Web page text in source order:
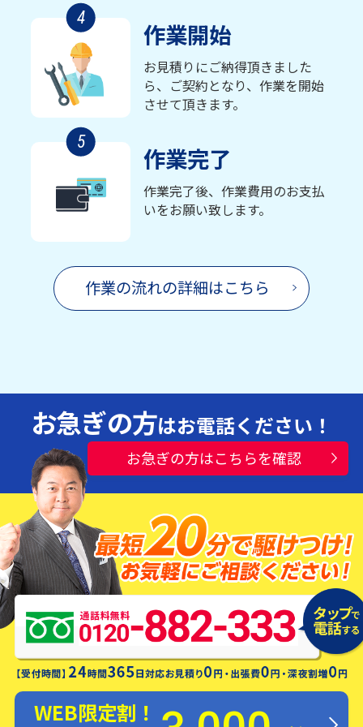
4
作業開始
お見積りにご納得頂きました
ら、ご契約となり、作業を開始
させて頂きます。
5
作業完了
作業完了後、作業費用のお支払
いをお願い致します。
作業の流れの詳細はこちら
お急ぎの方はお電話ください！
お急ぎの方はこちらを確認
水漏れ・つまり・修理お電話一本ですぐ
にお伺いします！
WEB限定割！